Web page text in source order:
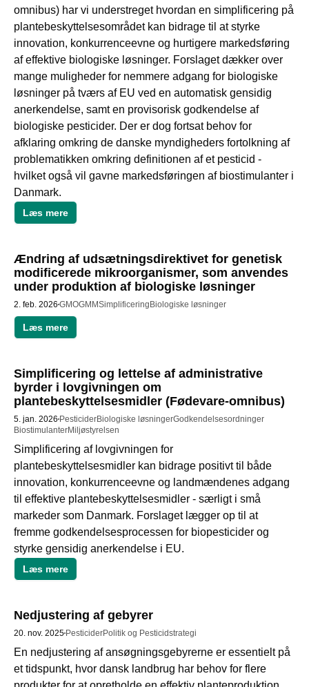
omnibus) har vi understreget hvordan en simplificering på
plantebeskyttelsesområdet kan bidrage til at styrke
innovation, konkurrenceevne og hurtigere markedsføring
af effektive biologiske løsninger. Forslaget dækker over
mange muligheder for nemmere adgang for biologiske
løsninger på tværs af EU ved en automatisk gensidig
anerkendelse, samt en provisorisk godkendelse af
biologiske pesticider. Der er dog fortsat behov for
afklaring omkring de danske myndigheders fortolkning af
problematikken omkring definitionen af et pesticid -
hvilket også vil gavne markedsføringen af biostimulanter i
Læs mere
Ændring af udsætningsdirektivet for genetisk
modificerede mikroorganismer, som anvendes
under produktion af biologiske løsninger
2. feb. 2026 GMOGMMSimplificering Biologiske løsninger
Læs mere
Simplificering og lettelse af administrative
byrder i lovgivningen om
plantebeskyttelsesmidler (Fødevare-omnibus)
5. jan. 2026 PesticiderBiologiske løsningerGodkendelsesordninger
BiostimulanterMiljøstyrelsen
Simplificering af lovgivningen for
plantebeskyttelsesmidler kan bidrage positivt til både
innovation, konkurrenceevne og landmændenes adgang
til effektive plantebeskyttelsesmidler - særligt i små
markeder som Danmark. Forslaget lægger op til at
fremme godkendelsesprocessen for biopesticider og
styrke gensidig anerkendelse i EU.
Læs mere
Nedjustering af gebyrer
20. nov. 2025 PesticiderPolitik og Pesticidstrategi
En nedjustering af ansøgningsgebyrerne er essentielt på
et tidspunkt, hvor dansk landbrug har behov for flere